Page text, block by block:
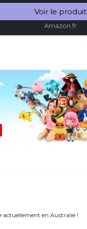
Muette]
Voir le produit
Amazon.fr
actuellement en Australie !